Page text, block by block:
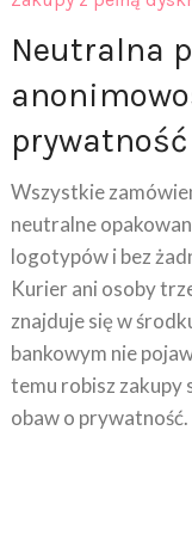
Neutralna
prywatność
Wszystkie
neutralne
logotypów i bez
Kurier ani osoby
znajduje się w
bankowym nie
temu robisz zakupy
obaw o prywatność.